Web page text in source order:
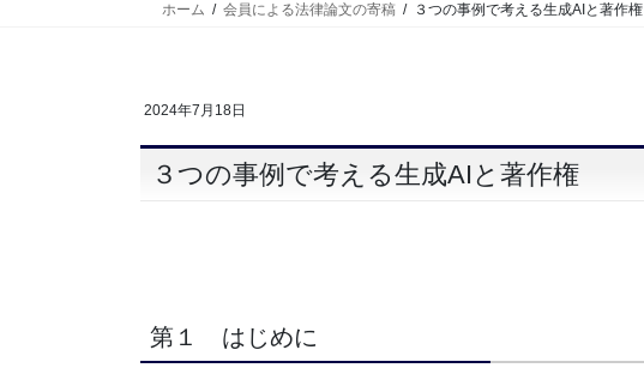
ホーム 会員による法律論文の寄稿 ３つの事例で考える生成AIと著作権
2024年7月18日
３つの事例で考える生成AIと著作権
第１ はじめに